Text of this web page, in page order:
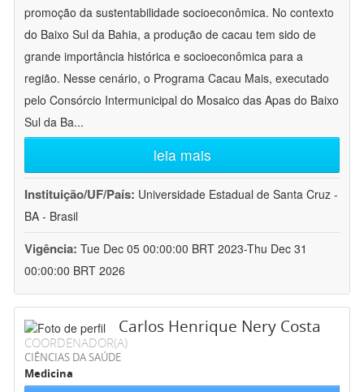
promoção da sustentabilidade socioeconômica. No contexto
do Baixo Sul da Bahia, a produção de cacau tem sido de
grande importância histórica e socioeconômica para a
região. Nesse cenário, o Programa Cacau Mais, executado
pelo Consórcio Intermunicipal do Mosaico das Apas do Baixo
Sul da Ba...
leia mais
Instituição/UF/País: Universidade Estadual de Santa Cruz -
BA - Brasil
Vigência: Tue Dec 05 00:00:00 BRT 2023-Thu Dec 31
00:00:00 BRT 2026
Carlos Henrique Nery Costa
COORDENADOR(A)
CIÊNCIAS DA SAÚDE
Medicina